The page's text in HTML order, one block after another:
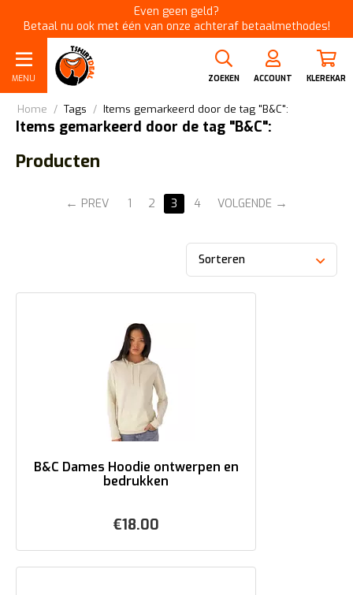
Even geen geld?
Betaal nu ook met één van onze achteraf betaalmethodes!
MENU ZOEKEN ACCOUNT KLEREKAR
Home / Tags / Items gemarkeerd door de tag "B&C":
Items gemarkeerd door de tag "B&C":
Producten
PREV 1 2 3 4 VOLGENDE
Sorteren
B&C Dames Hoodie ontwerpen en
bedrukken
€18.00